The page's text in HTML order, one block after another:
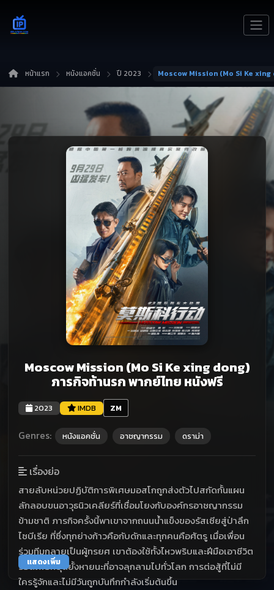
หน้าแรก หนังแอคชั่น ปี 2023
Moscow Mission (Mo Si Ke xing dong)
ภารกิจท้านรก พากย์ไทย หนังฟรี
2023 IMDB ZM
Genres: หนังแอคชั่น อาชญากรรม ดราม่า
เรื่องย่อ
สายลับหน่วยปฏิบัติการพิเศษมอสโกถูกส่งตัวไปสกัดกั้นแผน
ลักลอบขนอาวุธนิวเคลียร์ที่เชื่อมโยงกับองค์กรอาชญากรรม
ข้ามชาติ ภารกิจครั้งนี้พาเขาจากถนนน้ำแข็งของรัสเซียสู่ป่าลึก
ไซบีเรีย ที่ซึ่งทุกย่างก้าวคือกับดักและทุกคนคือศัตรู เมื่อเพื่อน
ร่วมทีมกลายเป็นผู้ทรยศ เขาต้องใช้ทั้งไหวพริบและฝีมือเอาชีวิต
รอดเพื่อหยุดยั้งหายนะที่อาจลุกลามไปทั่วโลก การต่อสู้ที่ไม่มี
ใครรู้จักและไม่มีวันถูกบันทึกกำลังเริ่มต้นขึ้น
แสดงเพิ่ม